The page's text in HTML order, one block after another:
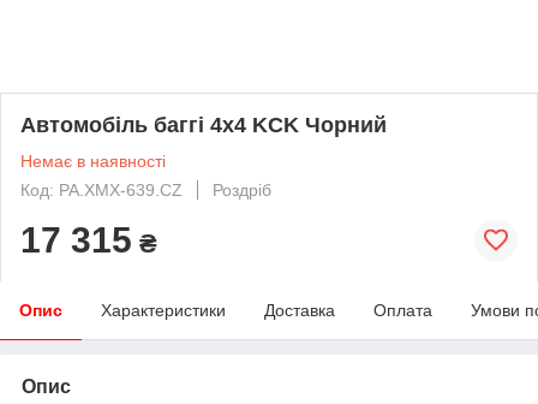
Автомобіль баггі 4x4 KCK Чорний
Немає в наявності
Код: PA.XMX-639.CZ
Роздріб
17 315 ₴
Опис Характеристики Доставка Оплата Умови
Опис